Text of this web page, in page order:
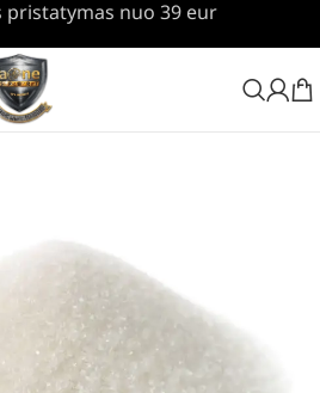
pristatymas nuo 39 eur